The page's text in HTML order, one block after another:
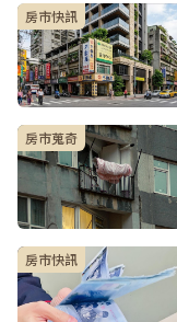
房市快訊
房市蒐奇
房市快訊